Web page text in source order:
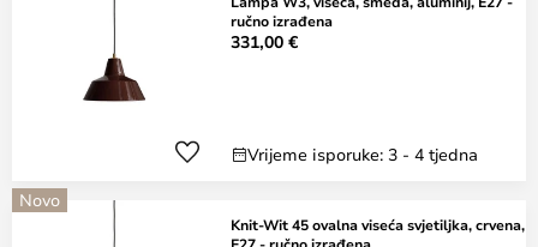
ručno izrađena
331,00 €
Vrijeme isporuke: 3 - 4 tjedna
Novo
Knit-Wit 45 ovalna viseća svjetiljka, crvena,